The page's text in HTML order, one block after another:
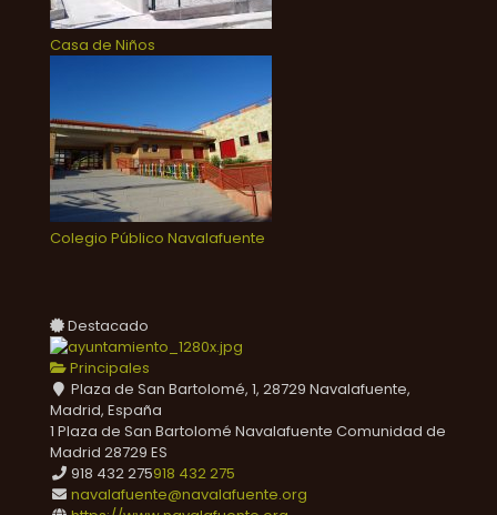
Casa de Niños
Colegio Público Navalafuente
Destacado
Principales
Plaza de San Bartolomé, 1, 28729 Navalafuente,
Madrid, España
1 Plaza de San Bartolomé Navalafuente Comunidad de
Madrid 28729 ES
918 432 275918 432 275
navalafuente@navalafuente.org